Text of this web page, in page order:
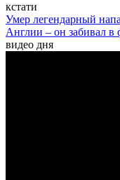
кстати
Умер легендарный
Англии – он забивал
видео дня